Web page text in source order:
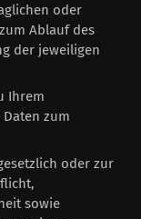
oder
Ablauf des
der jeweiligen
Ihrem
zum
oder zur
sowie